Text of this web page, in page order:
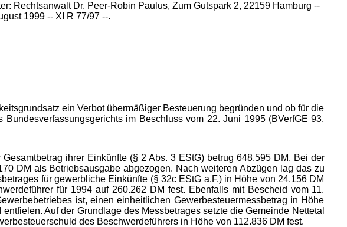
Rechtsanwalt Dr. Peer-Robin Paulus, Zum Gutspark 2, 22159 Hamburg --
1999 -- XI R 77/97 --.
ein Verbot übermäßiger Besteuerung begründen und ob für die
im Beschluss vom 22. Juni 1995 (BVerfGE 93,
ihrer Einkünfte (§ 2 Abs. 3 EStG) betrug 648.595 DM. Bei der
DM als Betriebsausgabe abgezogen. Nach weiteren Abzügen lag das zu
für gewerbliche Einkünfte (§ 32c EStG a.F.) in Höhe von 24.156 DM
für 1994 auf 260.262 DM fest. Ebenfalls mit Bescheid vom 11.
ist, einen einheitlichen Gewerbesteuermessbetrag in Höhe
Auf der Grundlage des Messbetrages setzte die Gemeinde Nettetal
des Beschwerdeführers in Höhe von 112.836 DM fest.